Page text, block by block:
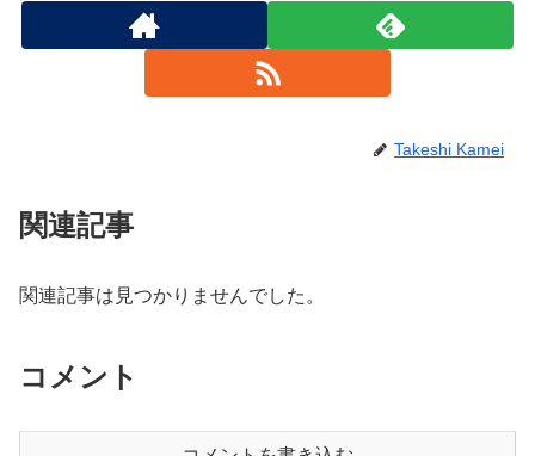
Takeshi Kamei
関連記事
関連記事は見つかりませんでした。
コメント